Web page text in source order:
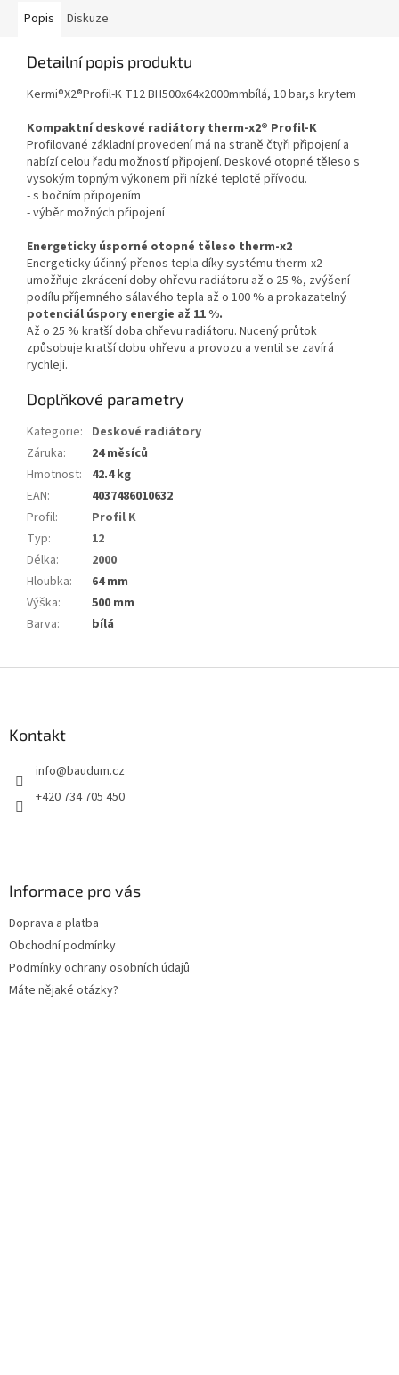
Popis Diskuze
Detailní popis produktu
Kermi®X2®Profil-K T12 BH500x64x2000mmbílá, 10 bar,s krytem
Kompaktní deskové radiátory therm-x2® Profil-K
Profilované základní provedení má na straně čtyři připojení a
nabízí celou řadu možností připojení. Deskové otopné těleso s
vysokým topným výkonem při nízké teplotě přívodu.
- s bočním připojením
- výběr možných připojení
Energeticky úsporné otopné těleso therm-x2
Energeticky účinný přenos tepla díky systému therm-x2
umožňuje zkrácení doby ohřevu radiátoru až o 25 %, zvýšení
podílu příjemného sálavého tepla až o 100 % a prokazatelný
potenciál úspory energie až 11 %.
Až o 25 % kratší doba ohřevu radiátoru. Nucený průtok
způsobuje kratší dobu ohřevu a provozu a ventil se zavírá
rychleji.
Doplňkové parametry
Kategorie: Deskové radiátory
Záruka:
24 měsíců
Hmotnost:
42.4 kg
EAN:
4037486010632
Profil:
Profil K
Typ:
12
Délka:
2000
Hloubka:
64 mm
Výška:
500 mm
Barva: bílá
Kontakt
info@baudum.cz
+420 734 705 450
Informace pro vás
Doprava a platba
Obchodní podmínky
Podmínky ochrany osobních údajů
Máte nějaké otázky?